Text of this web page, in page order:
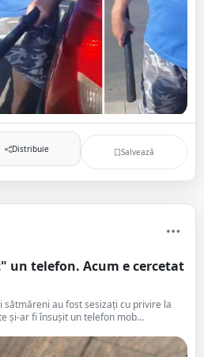
Distribuie Salvează
un telefon. Acum e cercetat
sătmăreni au fost sesizați cu privire la
și-ar fi însușit un telefon mob...